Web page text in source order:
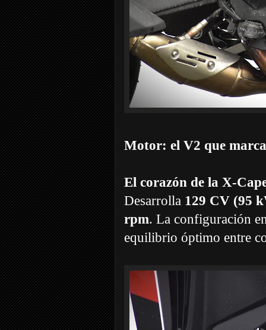
Motor: el V2 que
El corazón de la X-
Desarrolla 129 CV (95
rpm. La configuración
equilibrio óptimo entre